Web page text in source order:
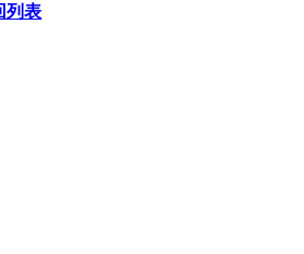
列表